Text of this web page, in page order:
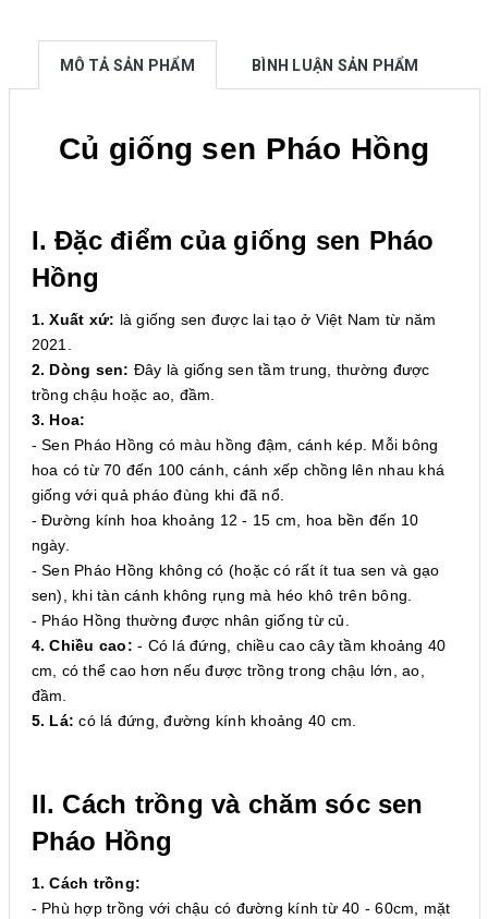
MÔ TẢ SẢN PHẨM BÌNH LUẬN SẢN PHẨM
Củ giống sen Pháo Hồng
I. Đặc điểm của giống sen Pháo
Hồng
1. Xuất xứ: là giống sen được lai tạo ở Việt Nam từ năm
2021.
2. Dòng sen: Đây là giống sen tầm trung, thường được
trồng chậu hoặc ao, đầm.
3. Hoa:
- Sen Pháo Hồng có màu hồng đậm, cánh kép. Mỗi bông
hoa có từ 70 đến 100 cánh, cánh xếp chồng lên nhau khá
giống với quả pháo đùng khi đã nổ.
- Đường kính hoa khoảng 12 - 15 cm, hoa bền đến 10
ngày.
- Sen Pháo Hồng không có (hoặc có rất ít tua sen và gạo
sen), khi tàn cánh không rụng mà héo khô trên bông.
- Pháo Hồng thường được nhân giống từ củ.
4. Chiều cao: - Có lá đứng, chiều cao cây tầm khoảng 40
cm, có thể cao hơn nếu được trồng trong chậu lớn, ao,
đầm.
5. Lá: có lá đứng, đường kính khoảng 40 cm.
II. Cách trồng và chăm sóc sen
Pháo Hồng
1. Cách trồng:
- Phù hợp trồng với chậu có đường kính từ 40 - 60cm, mặt